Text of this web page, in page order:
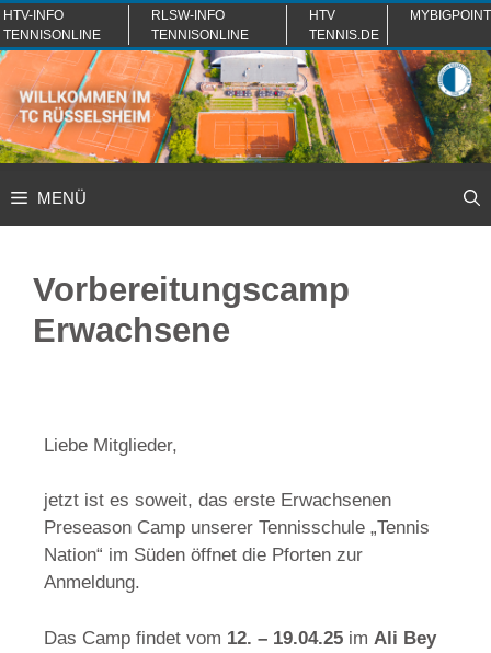
Zum
Inhalt
springen
HTV-INFO
TENNISONLINE
RLSW-INFO
TENNISONLINE
HTV
TENNIS.DE
MYBIGPOINT
MENÜ
Vorbereitungscamp
Erwachsene
Liebe Mitglieder,
jetzt ist es soweit, das erste Erwachsenen
Preseason Camp unserer Tennisschule „Tennis
Nation“ im Süden öffnet die Pforten zur
Anmeldung.
Das Camp findet vom 12. – 19.04.25 im Ali Bey